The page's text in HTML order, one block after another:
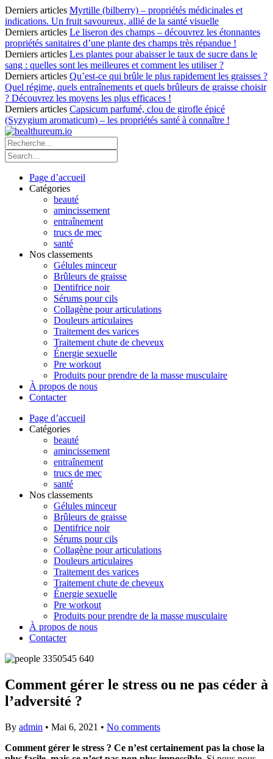
Derniers articles Myrtille (bilberry) – propriétés médicinales et
indications. Un fruit savoureux, allié de la santé visuelle
Derniers articles Le liseron des champs – découvrez les étonnantes
propriétés sanitaires d’une plante des champs très répandue !
Derniers articles Les plantes pour abaisser le taux de sucre dans le
sang : quelles sont les meilleures et comment les utiliser ?
Derniers articles Qu’est-ce qui brûle le plus rapidement les graisses ?
Quel régime, quels entraînements et quels brûleurs de graisse choisir
? Découvrez les moyens les plus efficaces !
Derniers articles Capsicum parfumé, clou de girofle épicé
(Syzygium aromaticum) – les propriétés santé à connaître !
Page d’accueil
Catégories
beauté
amincissement
entraînement
trucs de mec
santé
Nos classements
Gélules minceur
Brûleurs de graisse
Dentifrice noir
Sérums pour cils
Collagène pour articulations
Douleurs articulaires
Traitement des varices
Traitement chute de cheveux
Énergie sexuelle
Pre workout
Produits pour prendre de la masse musculaire
À propos de nous
Contacter
Page d’accueil
Catégories
beauté
amincissement
entraînement
trucs de mec
santé
Nos classements
Gélules minceur
Brûleurs de graisse
Dentifrice noir
Sérums pour cils
Collagène pour articulations
Douleurs articulaires
Traitement des varices
Traitement chute de cheveux
Énergie sexuelle
Pre workout
Produits pour prendre de la masse musculaire
À propos de nous
Contacter
Comment gérer le stress ou ne pas céder à
l’adversité ?
By admin • Mai 6, 2021 • No comments
Comment gérer le stress ? Ce n’est certainement pas la chose la